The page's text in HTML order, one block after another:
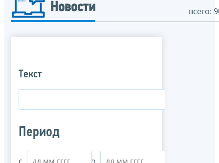
Новости всего:
Текст
Период